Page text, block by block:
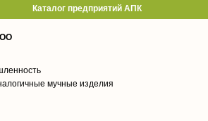
Каталог предприятий АПК
мучные изделия